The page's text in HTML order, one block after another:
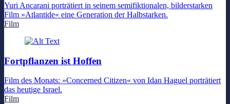
Yuri Ancarani porträtiert in seinem semifiktionalen, bilderstarken
Film »Atlantide« eine Generation der Halbstarken.
Film
Fortpflanzen ist Hoffen
Film des Monats: »Concerned Citizen« von Idan Haguel porträtiert
das heutige Israel.
Film